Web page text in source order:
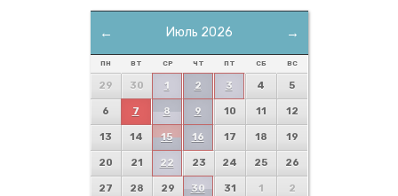
← →
Июль 2026
ПН ВТ СР ЧТ ПТ СБ ВС
29 30 1 2 3 4 5
6 7 8 9 10 11 12
13 14 15 16 17 18 19
20 21 22 23 24 25 26
27 28 29 30 31 1 2